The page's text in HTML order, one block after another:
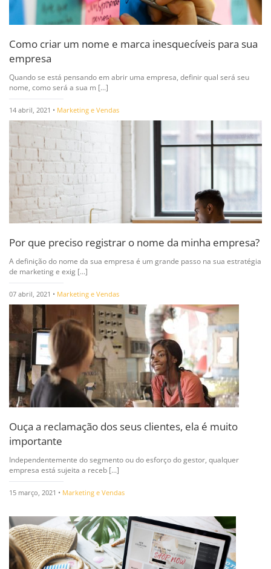
Como criar um nome e marca inesquecíveis para sua
empresa
Quando se está pensando em abrir uma empresa, definir qual será seu
nome, como será a sua m [...]
14 abril, 2021 • Marketing e Vendas
Por que preciso registrar o nome da minha empresa?
A definição do nome da sua empresa é um grande passo na sua estratégia
de marketing e exig [...]
07 abril, 2021 • Marketing e Vendas
Ouça a reclamação dos seus clientes, ela é muito
importante
Independentemente do segmento ou do esforço do gestor, qualquer
empresa está sujeita a receb [...]
15 março, 2021 • Marketing e Vendas